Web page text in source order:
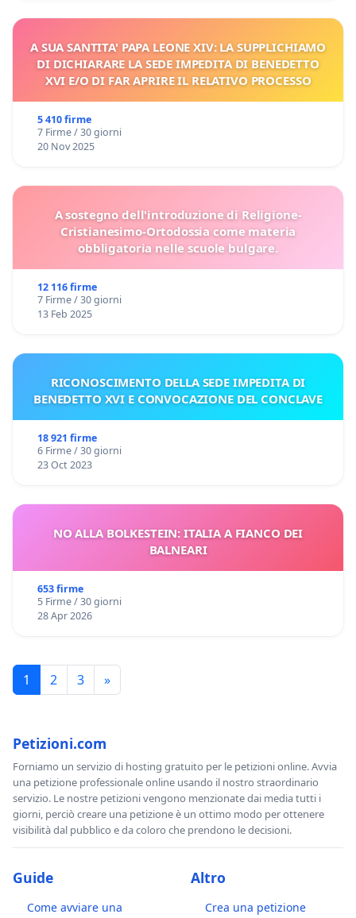
A SUA SANTITA' PAPA LEONE XIV: LA SUPPLICHIAMO
DI DICHIARARE LA SEDE IMPEDITA DI BENEDETTO
XVI E/O DI FAR APRIRE IL RELATIVO PROCESSO
5 410 firme
7 Firme / 30 giorni
20 Nov 2025
A sostegno dell'introduzione di Religione-
Cristianesimo-Ortodossia come materia
obbligatoria nelle scuole bulgare.
12 116 firme
7 Firme / 30 giorni
13 Feb 2025
RICONOSCIMENTO DELLA SEDE IMPEDITA DI
BENEDETTO XVI E CONVOCAZIONE DEL CONCLAVE
18 921 firme
6 Firme / 30 giorni
23 Oct 2023
NO ALLA BOLKESTEIN: ITALIA A FIANCO DEI
BALNEARI
653 firme
5 Firme / 30 giorni
28 Apr 2026
1 2 3 »
Petizioni.com
Forniamo un servizio di hosting gratuito per le petizioni online. Avvia
una petizione professionale online usando il nostro straordinario
servizio. Le nostre petizioni vengono menzionate dai media tutti i
giorni, perciò creare una petizione è un ottimo modo per ottenere
visibilità dal pubblico e da coloro che prendono le decisioni.
Guide
Come avviare una
Altro
Crea una petizione